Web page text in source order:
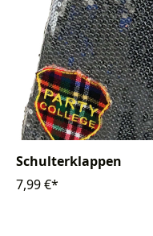
Schulterklappen
7,99 €*